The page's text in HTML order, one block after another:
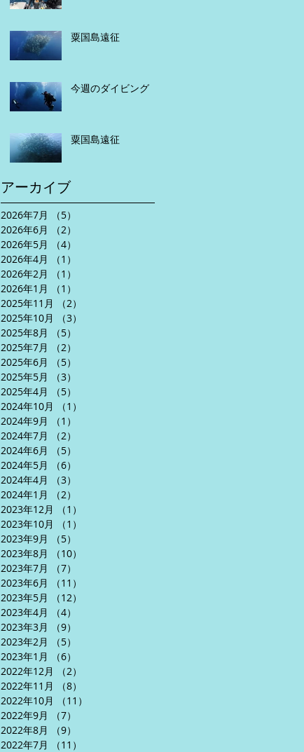
粟国島遠征
今週のダイビング
粟国島遠征
アーカイブ
2026年7月 （5）
2026年6月
（2）
2026年5月
（4）
2026年4月
（1）
2026年2月
（1）
2026年1月
（1）
2025年11月
（2）
2025年10月
（3）
2025年8月
（5）
2025年7月
（2）
2025年6月
（5）
2025年5月
（3）
2025年4月
（5）
2024年10月
（1）
2024年9月
（1）
2024年7月
（2）
2024年6月
（5）
2024年5月
（6）
2024年4月
（3）
2024年1月
（2）
2023年12月
（1）
2023年10月
（1）
2023年9月
（5）
2023年8月
（10）
2023年7月
（7）
2023年6月
（11）
2023年5月
（12）
2023年4月
（4）
2023年3月
（9）
2023年2月
（5）
2023年1月
（6）
2022年12月
（2）
2022年11月
（8）
2022年10月
（11）
2022年9月
（7）
2022年8月
（9）
2022年7月
（11）